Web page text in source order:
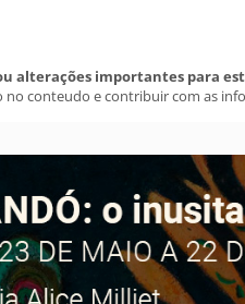
alterações importantes para
no conteudo e contribuir com as